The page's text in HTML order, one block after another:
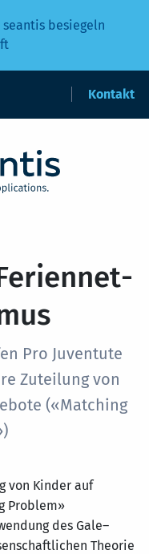
seantis besiegeln
Kontakt
Pro Juventute
Zuteilung von
(«Matching
von Kinder auf
Problem»
des Gale–
Theorie